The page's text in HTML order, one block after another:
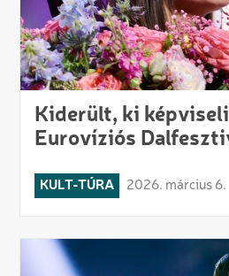
Kiderült, ki
Eurovíziós
KULT-TÚRA 2026. március 6.